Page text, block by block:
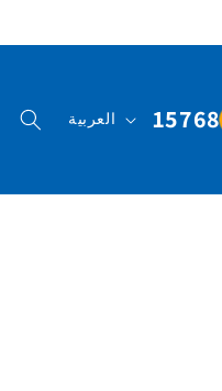
15768 العربية